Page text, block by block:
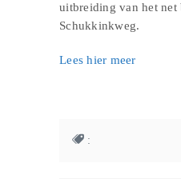
uitbreiding van het net
Schukkinkweg.
Lees hier meer
: